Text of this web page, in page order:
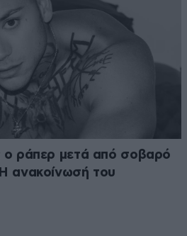
ο ράπερ μετά από σοβαρό
ανακοίνωσή του